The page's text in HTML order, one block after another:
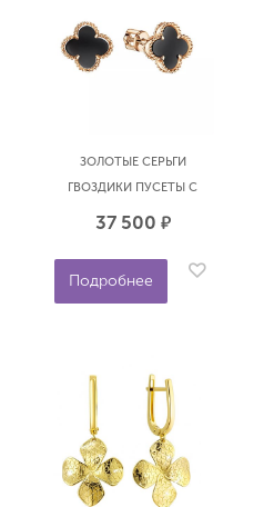
ЗОЛОТЫЕ СЕРЬГИ
ГВОЗДИКИ ПУСЕТЫ С
37 500 р.
Подробнее